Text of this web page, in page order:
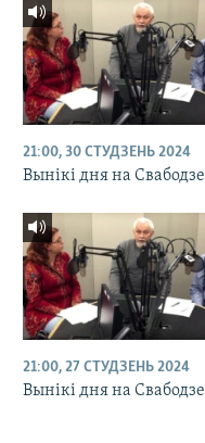
21:00, 30 СТУДЗЕНЬ 2024
Вынікі дня на Свабодзе
21:00, 27 СТУДЗЕНЬ 2024
Вынікі дня на Свабодзе